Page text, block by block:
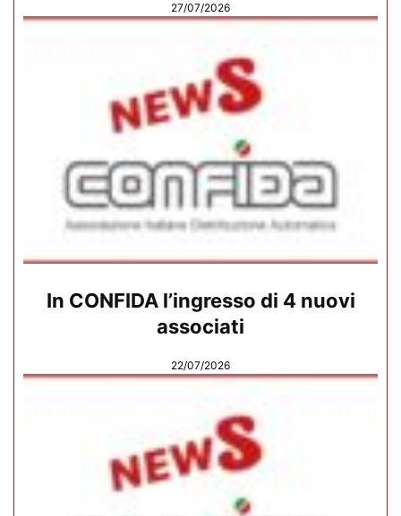
27/07/2026
In CONFIDA l’ingresso di 4 nuovi
associati
22/07/2026